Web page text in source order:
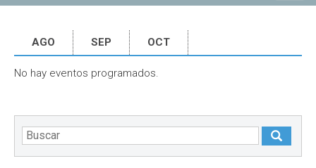
AGO SEP OCT
No hay eventos programados.